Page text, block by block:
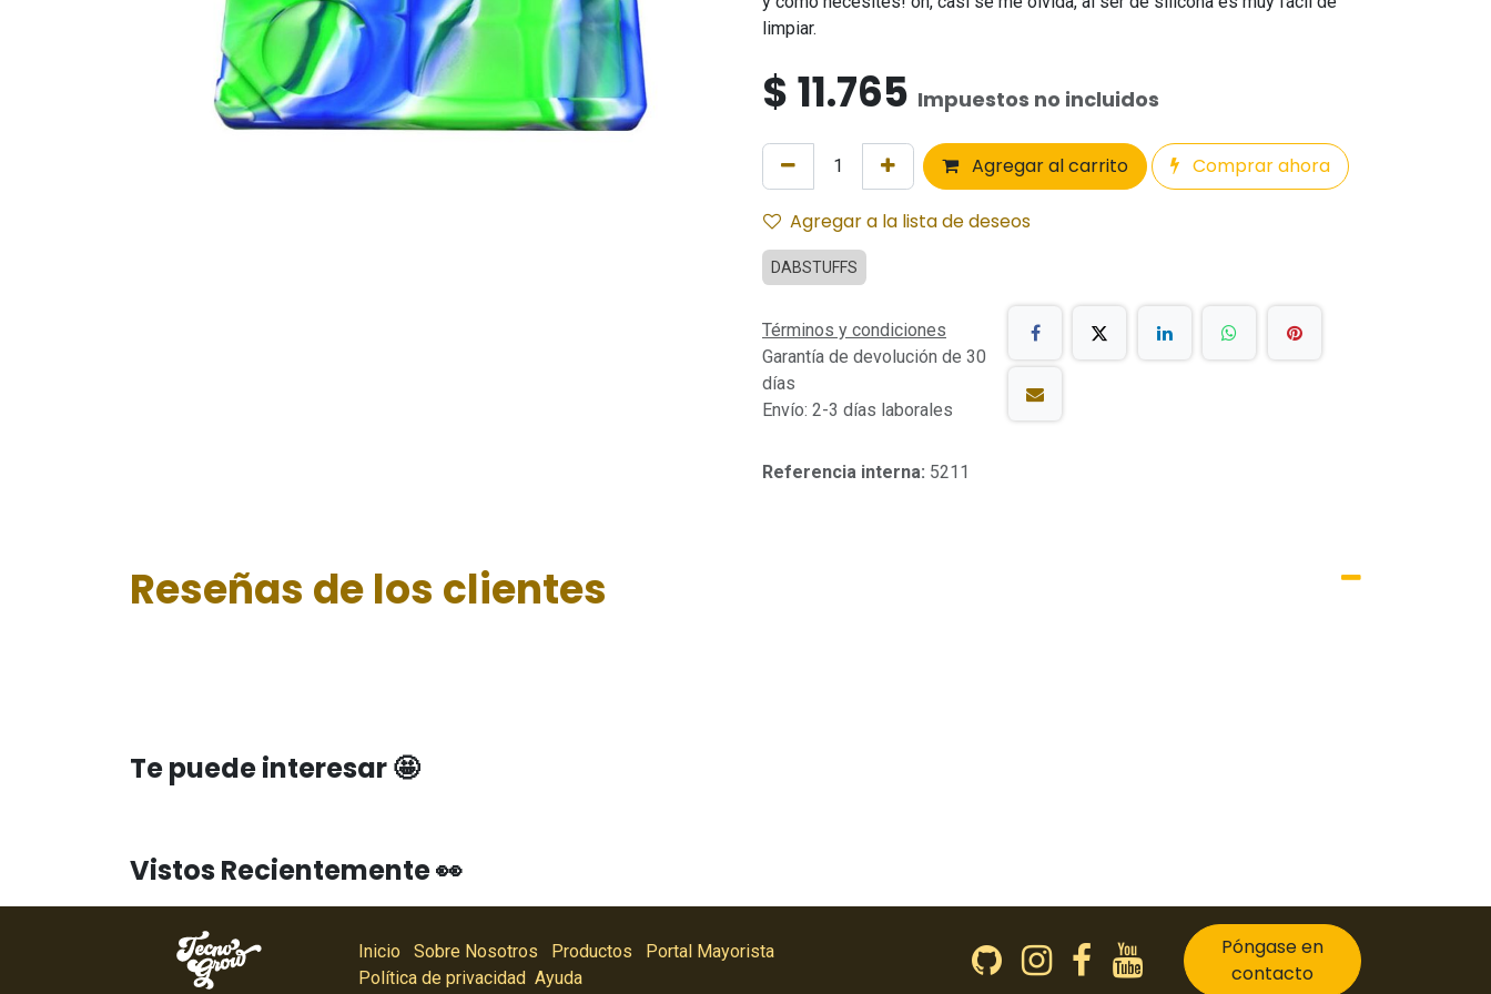
limpiar.
$11.765 Impuestos no incluidos
Agregar al carrito Comprar ahora
Agregar a la lista de deseos
DABSTUFFS
Términos y condiciones
Garantía de devolución de 30
días
Envío: 2-3 días laborales
Referencia interna: 5211
Reseñas de los clientes
Te puede interesar 🤩
Vistos Recientemente 👀
Inicio Sobre Nosotros Productos
Portal Mayorista
Política de privacidad Ayuda
Póngase en
contacto